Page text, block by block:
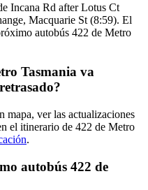
Incana Rd after Lotus Ct
Macquarie St (8:59). El
autobús 422 de Metro
Tasmania va
mapa, ver las actualizaciones
el itinerario de 422 de Metro
.
autobús 422 de